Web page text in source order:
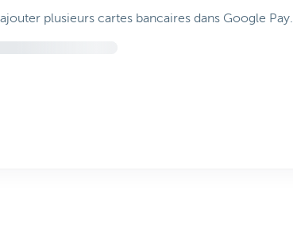
plusieurs cartes bancaires dans Google Pay.